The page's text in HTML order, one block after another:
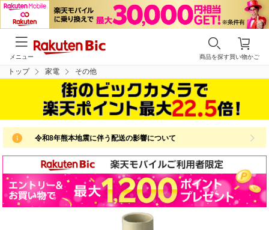
買い物かご
商品を探す
メニュー
トップ 家電 その他
令和8年熊本地震に伴う配送の影響について